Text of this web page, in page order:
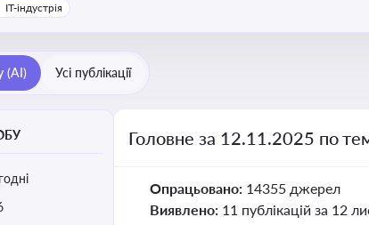
IT-індустрія
(AI) Усі публікації
Головне за 12.11.2025 по
Опрацьовано: 14355 джерел
Виявлено: 11 публікацій за 12